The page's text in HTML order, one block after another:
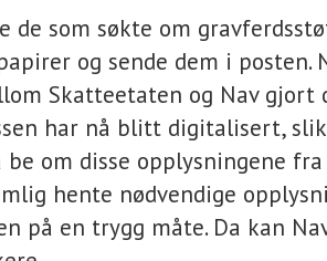
de som søkte om
og sende dem i posten.
Skatteetaten og Nav gjort
har nå blitt digitalisert,
om disse opplysningene
hente nødvendige
på en trygg måte. Da kan